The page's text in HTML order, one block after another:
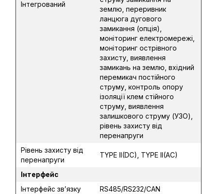
Інтегрований
землю, переривник
ланцюга дугового
замикання (опція),
моніторинг електромережі,
моніторинг острівного
захисту, виявлення
замикань на землю, вхідний
перемикач постійного
струму, контроль опору
ізоляції клем стійного
струму, виявлення
залишкового струму (УЗО),
рівень захисту від
перенапруги
Рівень захисту від
перенапруги
TYPE II(DC), TYPE II(AC)
Інтерфейс
Інтерфейс зв’язку
RS485/RS232/CAN